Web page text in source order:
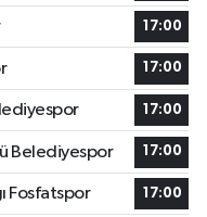
17:00
17:00
17:00
Belediyespor 17:00
Fosfatspor 17:00